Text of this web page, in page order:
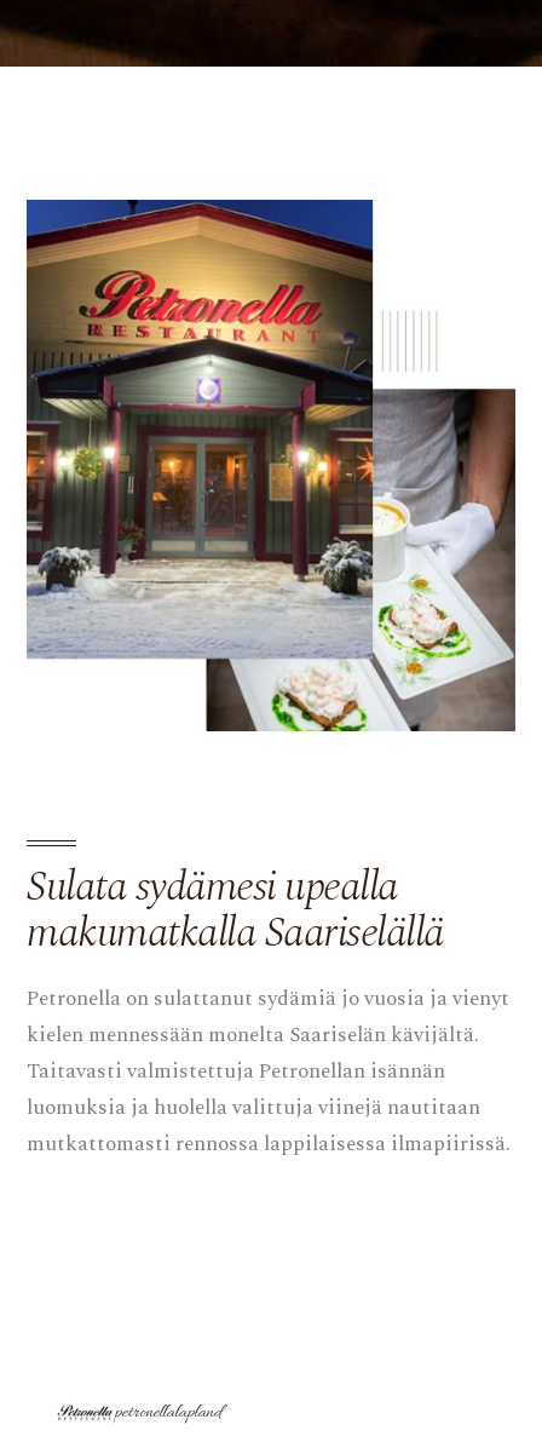
Sulata sydämesi upealla
makumatkalla Saariselällä
Petronella on sulattanut sydämiä jo vuosia ja vienyt
kielen mennessään monelta Saariselän kävijältä.
Taitavasti valmistettuja Petronellan isännän
luomuksia ja huolella valittuja viinejä nautitaan
mutkattomasti rennossa lappilaisessa ilmapiirissä.
petronellalapland